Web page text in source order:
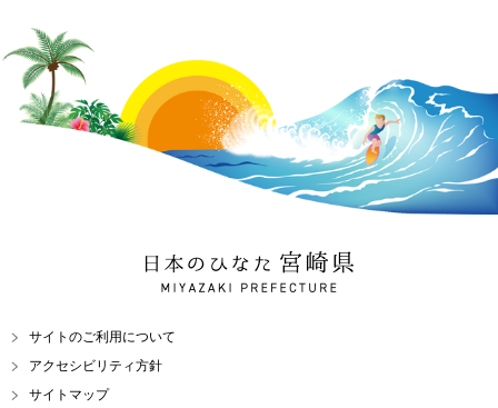
日本のひなた 宮崎県
MIYAZAKI PREFECTURE
サイトのご利用について
アクセシビリティ方針
サイトマップ